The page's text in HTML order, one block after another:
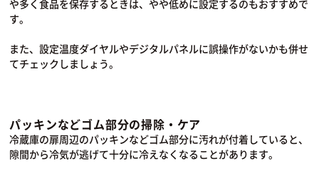
や多く食品を保存するときは、やや低めに設定するのもおすすめで
す。
また、設定温度ダイヤルやデジタルパネルに誤操作がないかも併せ
てチェックしましょう。
パッキンなどゴム部分の掃除・ケア
冷蔵庫の扉周辺のパッキンなどゴム部分に汚れが付着していると、
隙間から冷気が逃げて十分に冷えなくなることがあります。